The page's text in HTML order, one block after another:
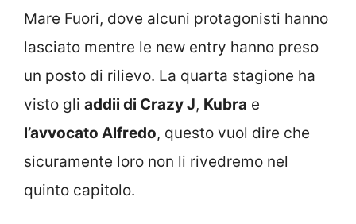
Mare Fuori, dove alcuni protagonisti hanno
lasciato mentre le new entry hanno preso
un posto di rilievo. La quarta stagione ha
visto gli addii di Crazy J, Kubra e
l’avvocato Alfredo, questo vuol dire che
sicuramente loro non li rivedremo nel
quinto capitolo.